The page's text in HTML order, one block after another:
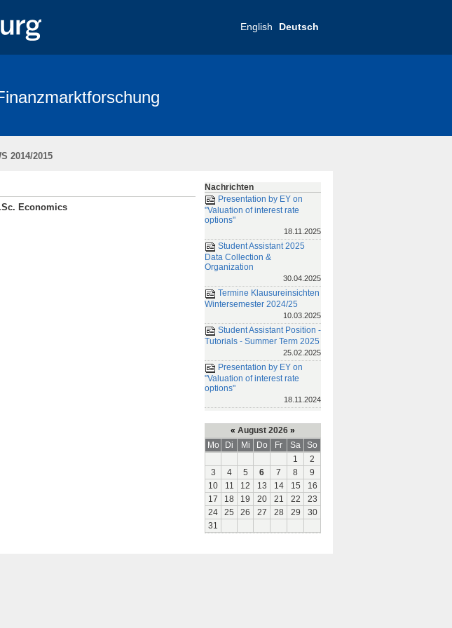
English Deutsch
Kontakt
2014/2015
Economics
Nachrichten
Presentation by EY on
"Valuation of interest rate
options"
18.11.2025
Student Assistant 2025
Data Collection &
Organization
30.04.2025
Termine Klausureinsichten
Wintersemester 2024/25
10.03.2025
Student Assistant Position -
Tutorials - Summer Term 2025
25.02.2025
Presentation by EY on
"Valuation of interest rate
options"
18.11.2024
« August 2026 »
Mo
Di Mi Do Fr Sa
So
1
2
3
4 5 6 7 8
9
10
11 12 13 14 15
16
17
18 19 20 21 22
23
24
25 26 27 28 29
30
31